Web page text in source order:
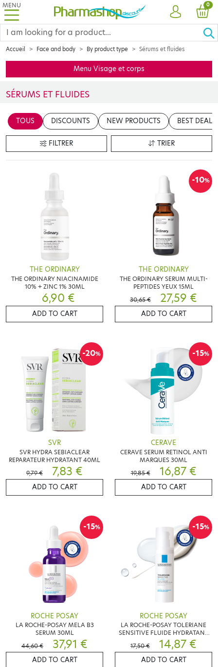
MENU
ACCOUNT
0
Accueil Face and body By product type Sérums et fluides
Menu Visage et corps
SÉRUMS ET FLUIDES
TOUS
DISCOUNTS NEW PRODUCTS BEST DEALS
FILTRER TRIER
THE ORDINARY
THE ORDINARY NIACINAMIDE
10% + ZINC 1% 30ML
6,90 €
ADD TO CART
-10%
THE ORDINARY
THE ORDINARY SERUM MULTI-
PEPTIDES YEUX 15ML
30,65 €
27,59 €
ADD TO CART
-20%
SVR
SVR HYDRA SEBIACLEAR
REPARATEUR HYDRATANT 40ML
9,79 €
7,83 €
ADD TO CART
-15%
CERAVE
CERAVE SERUM RETINOL ANTI
MARQUES 30ML
19,85 €
16,87 €
ADD TO CART
-15%
ROCHE POSAY
LA ROCHE-POSAY MELA B3
SERUM 30ML
44,60 €
37,91 €
ADD TO CART
-15%
ROCHE POSAY
LA ROCHE-POSAY TOLERIANE
SENSITIVE FLUIDE HYDRATANT
40ML
17,50 € 14,87 €
ADD TO CART